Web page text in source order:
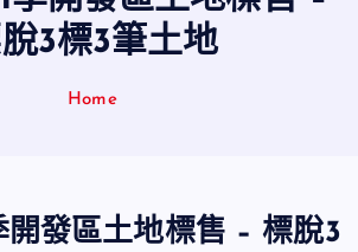
3標3筆土地
Home
開發區土地標售 – 標脫3